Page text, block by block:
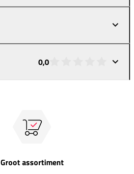
0,0
Groot assortiment